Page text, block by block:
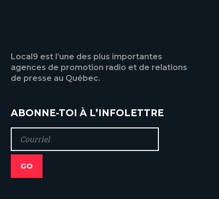
Local9 est l’une des plus importantes
agences de promotion radio et de relations
de presse au Québec.
ABONNE-TOI À L’INFOLETTRE